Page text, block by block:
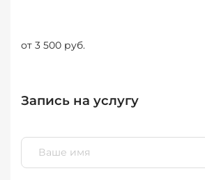
от 3 500 руб.
Запись на услугу